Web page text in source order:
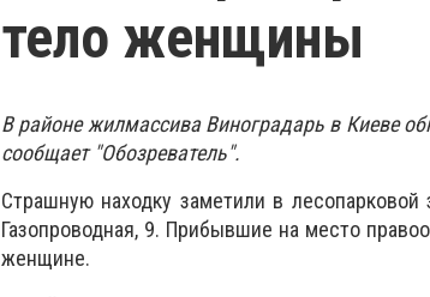
тело женщины
В районе жилмассива Виноградарь в Киеве
сообщает "Обозреватель".
Страшную находку заметили в
Газопроводная, 9. Прибывшие на место
женщине.